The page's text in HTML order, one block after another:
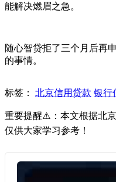
能解决燃眉之急。
随心智贷拒了三个月后再
的事情。
标签： 北京信用贷款 银行
重要提醒⚠️：本文根据北
仅供大家学习参考！